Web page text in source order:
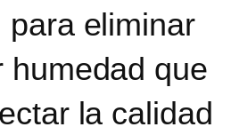
para eliminar
humedad que
la calidad